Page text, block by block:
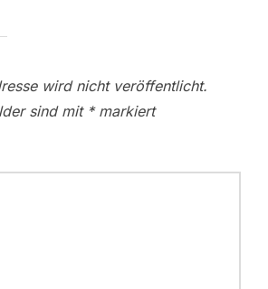
wird nicht veröffentlicht.
sind mit *markiert